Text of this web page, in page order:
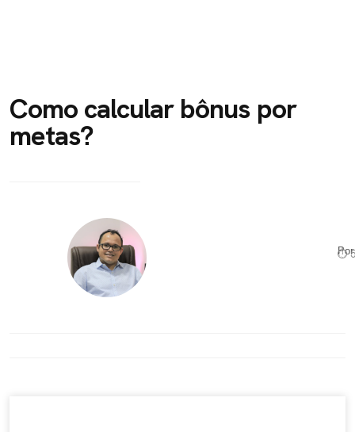
Como calcular bônus por
metas?
⏱